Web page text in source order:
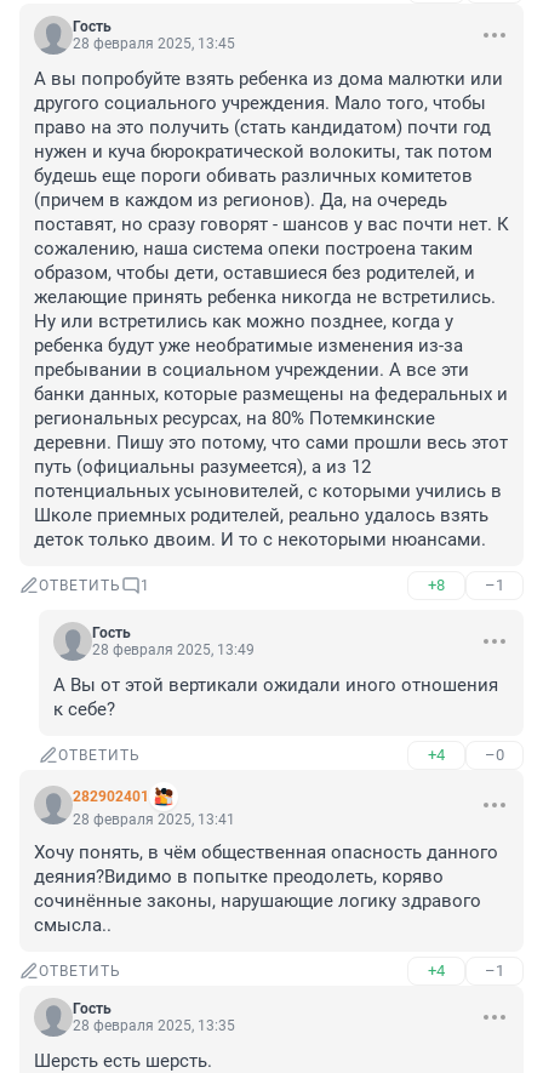
Гость
28 февраля 2025, 13:45
А вы попробуйте взять ребенка из дома малютки или
другого социального учреждения. Мало того, чтобы
право на это получить (стать кандидатом) почти год
нужен и куча бюрократической волокиты, так потом
будешь еще пороги обивать различных комитетов
(причем в каждом из регионов). Да, на очередь
поставят, но сразу говорят - шансов у вас почти нет. К
сожалению, наша система опеки построена таким
образом, чтобы дети, оставшиеся без родителей, и
желающие принять ребенка никогда не встретились.
Ну или встретились как можно позднее, когда у
ребенка будут уже необратимые изменения из-за
пребывании в социальном учреждении. А все эти
банки данных, которые размещены на федеральных и
региональных ресурсах, на 80% Потемкинские
деревни. Пишу это потому, что сами прошли весь этот
путь (официальны разумеется), а из 12
потенциальных усыновителей, с которыми учились в
Школе приемных родителей, реально удалось взять
деток только двоим. И то с некоторыми нюансами.
ОТВЕТИТЬ 1 +8 –1
Гость
28 февраля 2025, 13:49
А Вы от этой вертикали ожидали иного отношения
к себе?
ОТВЕТИТЬ +4 –0
282902401
28 февраля 2025, 13:41
Хочу понять, в чём общественная опасность данного
деяния?Видимо в попытке преодолеть, коряво
сочинённые законы, нарушающие логику здравого
смысла..
ОТВЕТИТЬ +4 –1
Гость
28 февраля 2025, 13:35
Шерсть есть шерсть.